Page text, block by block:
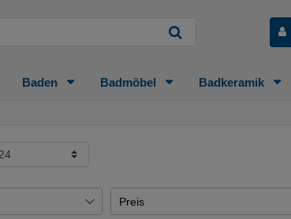
Baden Badmöbel Badkeramik
Preis